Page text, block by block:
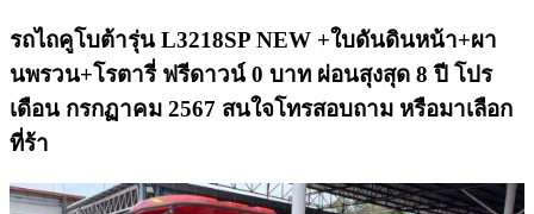
รถไถคูโบต้ารุ่น L3218SP NEW +ใบดันดินหน้า+ผา
นพรวน+โรตารี่ ฟรีดาวน์ 0 บาท ผ่อนสุงสุด 8 ปี โปร
เดือน กรกฏาคม 2567 สนใจโทรสอบถาม หรือมาเลือก
ที่ร้า